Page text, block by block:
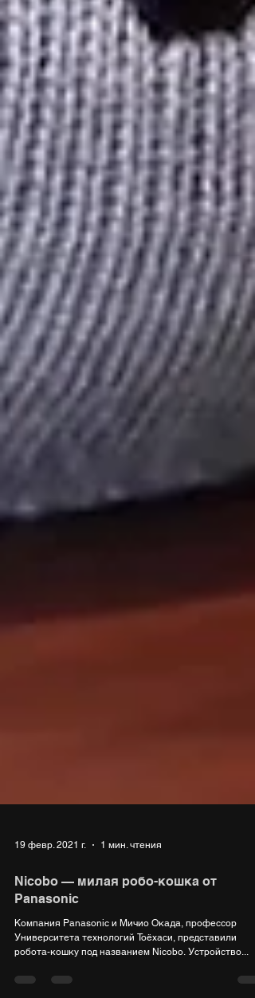
19 февр. 2021 г. 1 мин. чтения
Nicobo — милая робо-кошка от
Panasonic
Компания Panasonic и Мичио Окада, профессор
робота-кошку под названием Nicobo. Устройство...